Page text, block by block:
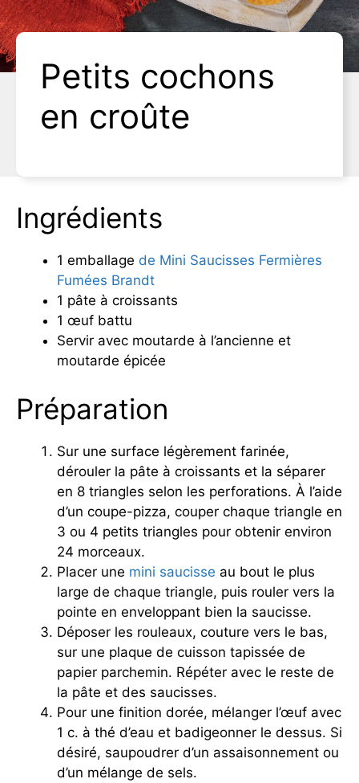
Petits cochons
en croûte
Ingrédients
1 emballage de Mini Saucisses Fermières
Fumées Brandt
1 pâte à croissants
1 œuf battu
Servir avec moutarde à l’ancienne et
moutarde épicée
Préparation
Sur une surface légèrement farinée,
dérouler la pâte à croissants et la séparer
en 8 triangles selon les perforations. À l’aide
d’un coupe-pizza, couper chaque triangle en
3 ou 4 petits triangles pour obtenir environ
24 morceaux.
Placer une mini saucisse au bout le plus
large de chaque triangle, puis rouler vers la
pointe en enveloppant bien la saucisse.
Déposer les rouleaux, couture vers le bas,
sur une plaque de cuisson tapissée de
papier parchemin. Répéter avec le reste de
la pâte et des saucisses.
Pour une finition dorée, mélanger l’œuf avec
1 c. à thé d’eau et badigeonner le dessus. Si
désiré, saupoudrer d’un assaisonnement ou
d’un mélange de sels.